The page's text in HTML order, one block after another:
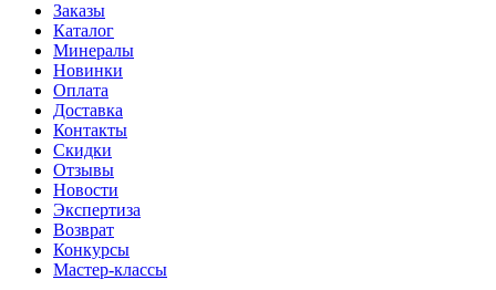
Заказы
Каталог
Минералы
Новинки
Оплата
Доставка
Контакты
Скидки
Отзывы
Новости
Экспертиза
Возврат
Конкурсы
Мастер-классы